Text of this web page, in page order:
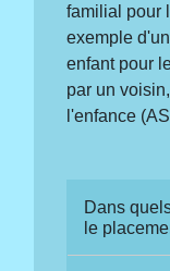
familial pour
exemple
enfant pour
par un
l'enfance
Dans
le